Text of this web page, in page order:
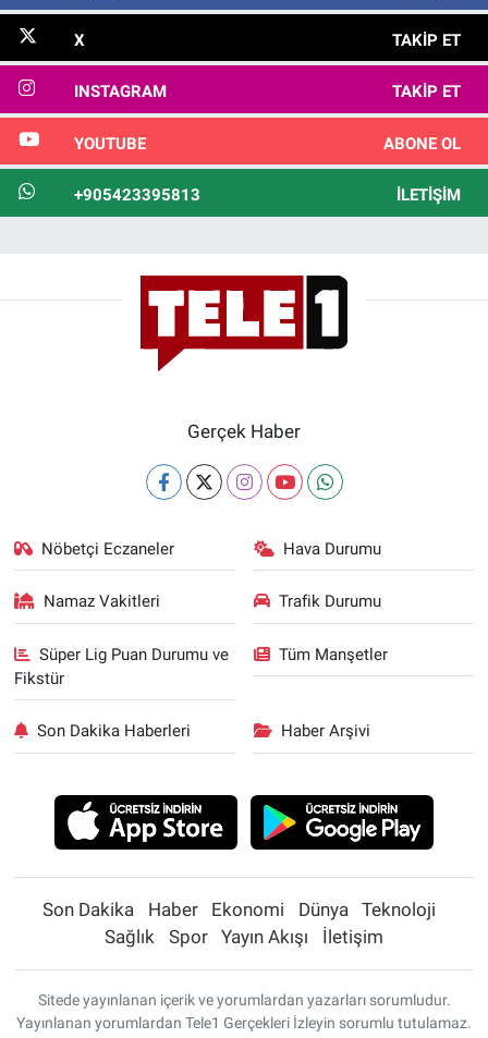
X TAKIP ET
INSTAGRAM TAKIP ET
YOUTUBE ABONE OL
+905423395813 İLETIŞIM
Gerçek Haber
Nöbetçi Eczaneler Hava Durumu
Namaz Vakitleri Trafik Durumu
Süper Lig Puan Durumu ve
Fikstür
Tüm Manşetler
Son Dakika Haberleri Haber Arşivi
Son Dakika Haber Ekonomi Dünya
Teknoloji
Sağlık
Spor Yayın Akışı İletişim
Sitede yayınlanan içerik ve yorumlardan yazarları sorumludur.
Yayınlanan yorumlardan Tele1 Gerçekleri İzleyin sorumlu tutulamaz.